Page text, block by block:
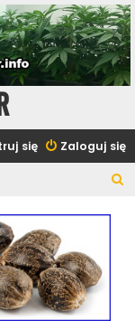
Zaloguj się
się